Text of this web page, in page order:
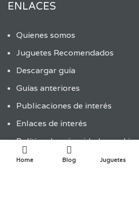
ENLACES
Quienes somos
Juguetes Recomendados
Descargar guía
Guías anteriores
Publicaciones de interés
Enlaces de interés
Política de privacidad y cookies
Home Blog Juguetes